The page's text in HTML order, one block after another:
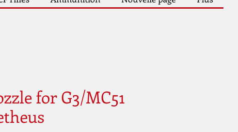
for G3/MC51